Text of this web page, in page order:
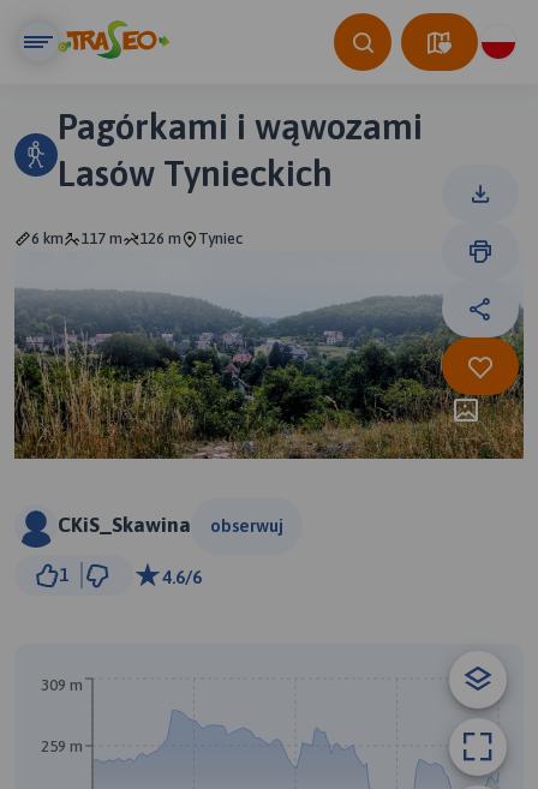
Pagórkami i wąwozami
Lasów Tynieckich
6 km 117 m 126 m Tyniec
CKiS_Skawina obserwuj
1 4.6/6
259 m
309 m